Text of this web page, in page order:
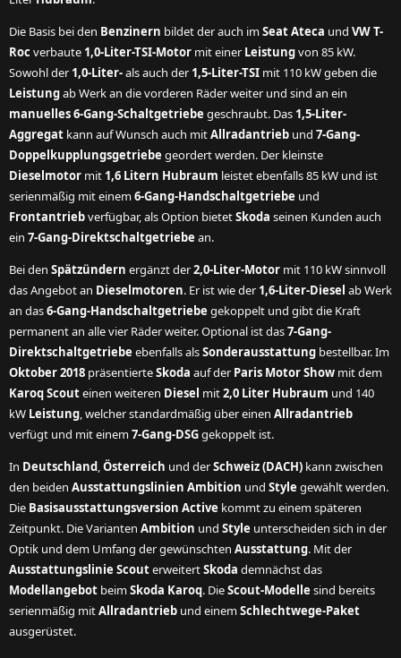
Die Basis bei den Benzinern bildet der auch imSeat Ateca und VW T-
Rocverbaute 1,0-Liter-TSI-Motor mit einer Leistungvon 85 kW.
Sowohl der 1,0-Liter-als auch der 1,5-Liter-TSI mit 110 kW geben die
Leistungab Werk an die vorderen Räder weiter und sind an ein
manuelles 6-Gang-Schaltgetriebe geschraubt. Das 1,5-Liter-
Aggregat kann auf Wunsch auch mitAllradantrieb und 7-Gang-
Doppelkupplungsgetriebe geordert werden. Der kleinste
Dieselmotor mit 1,6 Litern Hubraum leistet ebenfalls 85 kW und ist
serienmäßig mit einem6-Gang-Handschaltgetriebe und
Frontantriebverfügbar, als Option bietetSkoda seinen Kunden auch
ein 7-Gang-Direktschaltgetriebe an.
Bei den Spätzündern ergänzt der2,0-Liter-Motor mit 110 kW sinnvoll
das Angebot an Dieselmotoren. Er ist wie der 1,6-Liter-Diesel ab Werk
an das6-Gang-Handschaltgetriebe gekoppelt und gibt die Kraft
permanent an alle vier Räder weiter. Optional ist das7-Gang-
Direktschaltgetriebe ebenfalls alsSonderausstattung bestellbar. Im
Oktober 2018 präsentierteSkoda auf der Paris Motor Show mit dem
Karoq Scouteinen weiteren Diesel mit2,0 Liter Hubraum und 140
kW Leistung, welcher standardmäßig über einen Allradantrieb
verfügt und mit einem7-Gang-DSGgekoppelt ist.
In Deutschland,Österreich und derSchweiz (DACH) kann zwischen
den beiden Ausstattungslinien Ambition und Style gewählt werden.
Die Basisausstattungsversion Active kommt zu einem späteren
Zeitpunkt. Die Varianten Ambition und Style unterscheiden sich in der
Optik und dem Umfang der gewünschten Ausstattung. Mit der
Ausstattungslinie ScouterweitertSkoda demnächst das
Modellangebot beimSkoda Karoq. DieScout-Modelle sind bereits
serienmäßig mitAllradantrieb und einemSchlechtwege-Paket
ausgerüstet.